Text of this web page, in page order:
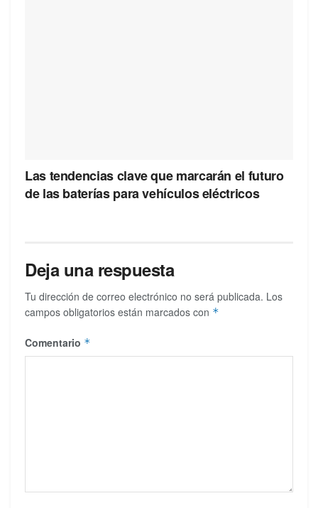
Las tendencias clave que marcarán el futuro
de las baterías para vehículos eléctricos
Deja una respuesta
Tu dirección de correo electrónico no será publicada. Los
campos obligatorios están marcados con *
Comentario *